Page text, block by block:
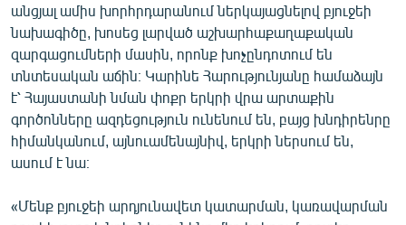
անցյալ ամիս խորհրդարանում ներկայացնելով բյուջեի
նախագիծը, խոսեց լարված աշխարհաքաղաքական
զարգացումների մասին, որոնք խոչընդոտում են
տնտեսական աճին։ Կարինե Հարությունյանը համաձայն
է՝ Հայաստանի նման փոքր երկրի վրա արտաքին
գործոնները ազդեցություն ունենում են, բայց խնդիրենրը
հիմանկանում, այնուամենայնիվ, երկրի ներսում են,
ասում է նա։
«Մենք բյուջեի արդյունավետ կատարման, կառավարման